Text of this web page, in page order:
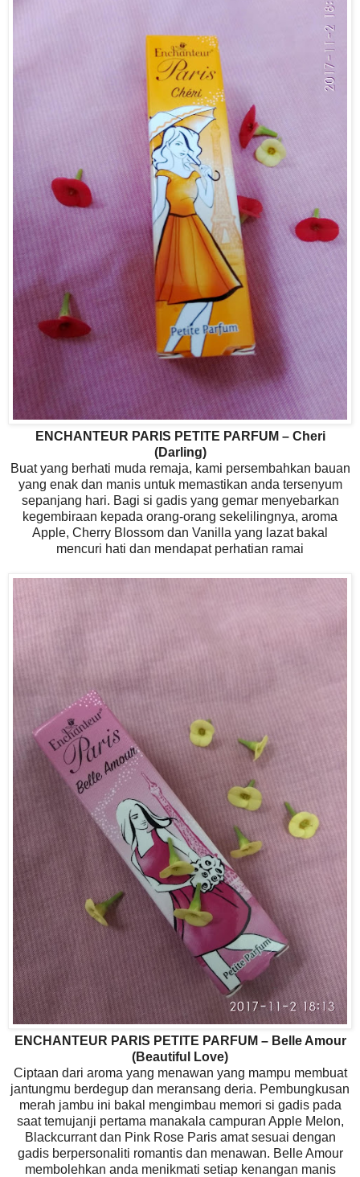
ENCHANTEUR PARIS PETITE PARFUM – Cheri
(Darling)
Buat yang berhati muda remaja, kami persembahkan bauan
yang enak dan manis untuk memastikan anda tersenyum
sepanjang hari. Bagi si gadis yang gemar menyebarkan
kegembiraan kepada orang-orang sekelilingnya, aroma
Apple, Cherry Blossom dan Vanilla yang lazat bakal
mencuri hati dan mendapat perhatian ramai
ENCHANTEUR PARIS PETITE PARFUM – Belle Amour
(Beautiful Love)
Ciptaan dari aroma yang menawan yang mampu membuat
jantungmu berdegup dan meransang deria. Pembungkusan
merah jambu ini bakal mengimbau memori si gadis pada
saat temujanji pertama manakala campuran Apple Melon,
Blackcurrant dan Pink Rose Paris amat sesuai dengan
gadis berpersonaliti romantis dan menawan. Belle Amour
membolehkan anda menikmati setiap kenangan manis